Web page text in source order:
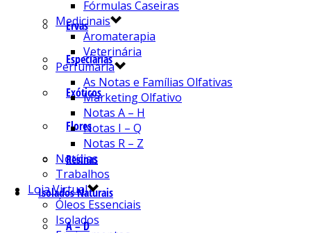
Ervas
Especiarias
Exóticos
Flores
Resinas
Isolados Naturais
A – D
Fórmulas Caseiras
Medicinais
Aromaterapia
Veterinária
Perfumaria
As Notas e Famílias Olfativas
Marketing Olfativo
Notas A – H
Notas I – Q
Notas R – Z
Notícias
Trabalhos
Loja Virtual
Óleos Essenciais
Isolados